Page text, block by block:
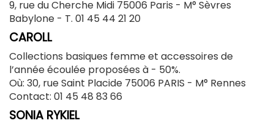
9, rue du Cherche Midi 75006 Paris - M° Sèvres
Babylone - T. 01 45 44 21 20
CAROLL
Collections basiques femme et accessoires de
l’année écoulée proposées à - 50%.
Où: 30, rue Saint Placide 75006 PARIS - M° Rennes
Contact: 01 45 48 83 66
SONIA RYKIEL